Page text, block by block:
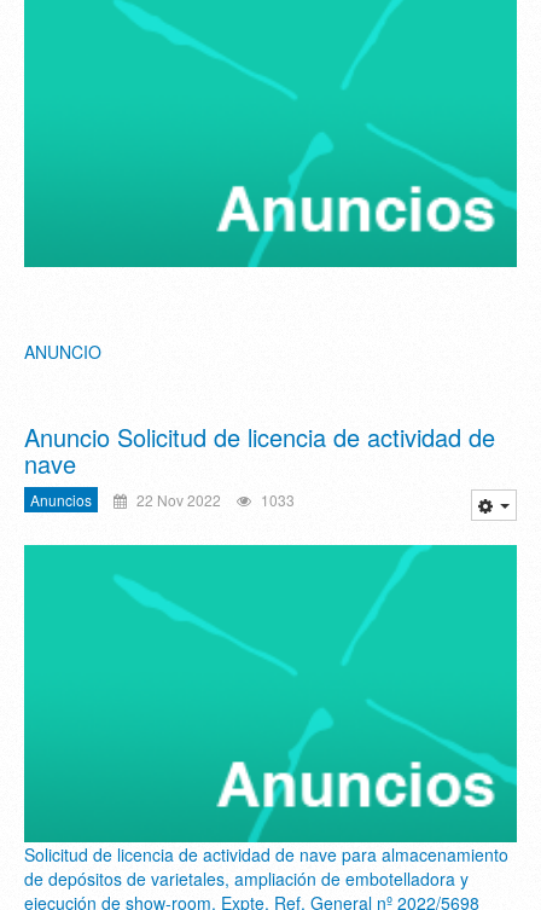
ANUNCIO
Anuncio Solicitud de licencia de actividad de
nave
Anuncios 22 Nov 2022 1033
Solicitud de licencia de actividad de nave para almacenamiento
de depósitos de varietales, ampliación de embotelladora y
ejecución de show-room. Expte. Ref. General nº 2022/5698